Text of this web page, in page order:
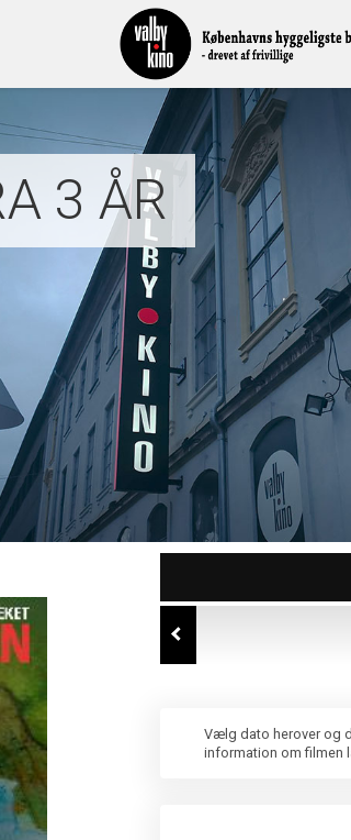
3 ÅR
Vælg dato herover og
information om filmen